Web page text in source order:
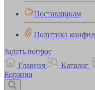
Поставщикам
Политика
Задать вопрос
Главная
Каталог
Корзина